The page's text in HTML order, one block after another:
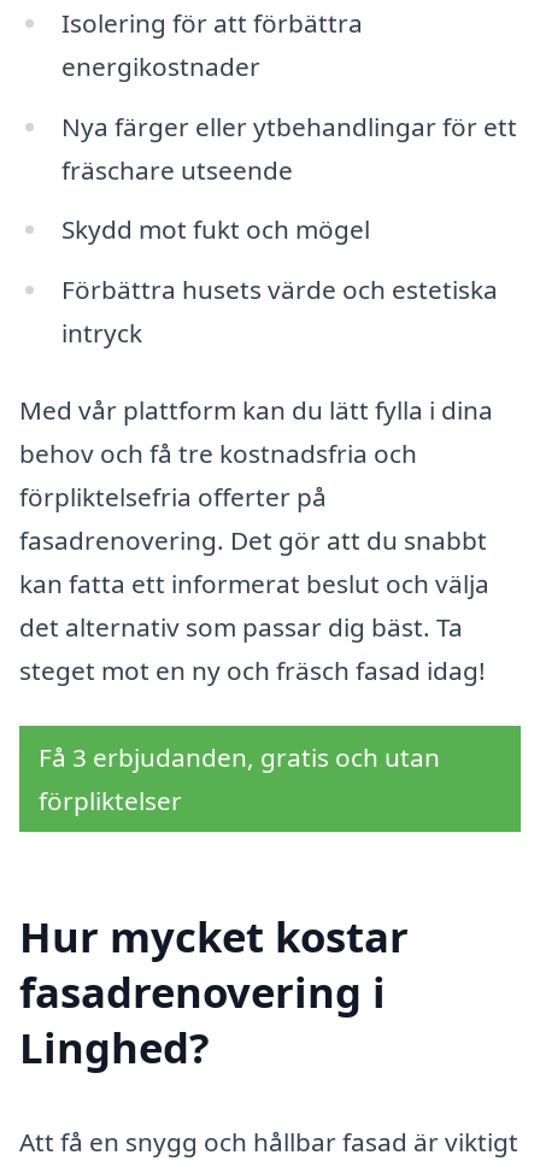
Isolering för att förbättra
energikostnader
Nya färger eller ytbehandlingar för ett
fräschare utseende
Skydd mot fukt och mögel
Förbättra husets värde och estetiska
intryck
Med vår plattform kan du lätt fylla i dina
behov och få tre kostnadsfria och
förpliktelsefria offerter på
fasadrenovering. Det gör att du snabbt
kan fatta ett informerat beslut och välja
det alternativ som passar dig bäst. Ta
steget mot en ny och fräsch fasad idag!
Få 3 erbjudanden, gratis och utan
förpliktelser
Hur mycket kostar
fasadrenovering i
Linghed?
Att få en snygg och hållbar fasad är viktigt